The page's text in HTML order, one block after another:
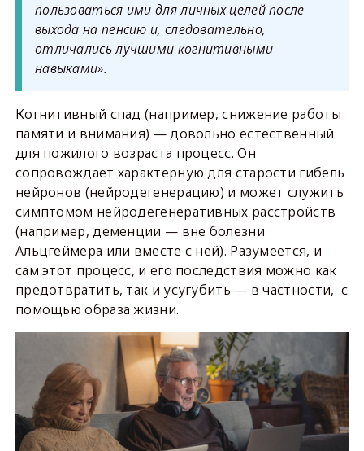
пользоваться ими для личных целей после
выхода на пенсию и, следовательно,
отличались лучшими когнитивными
навыками».
Когнитивный спад (например, снижение работы
памяти и внимания) — довольно естественный
для пожилого возраста процесс. Он
сопровождает характерную для старости гибель
нейронов (нейродегенерацию) и может служить
симптомом нейродегенеративных расстройств
(например, деменции — вне болезни
Альцгеймера или вместе с ней). Разумеется, и
сам этот процесс, и его последствия можно как
предотвратить, так и усугубить — в частности, с
помощью образа жизни.